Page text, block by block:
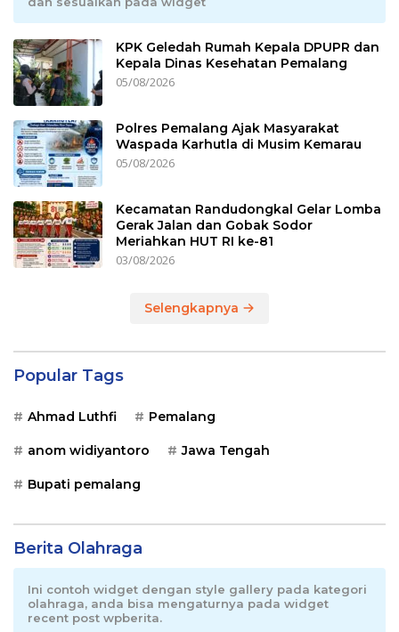
KPK Geledah Rumah Kepala DPUPR dan
Kepala Dinas Kesehatan Pemalang
05/08/2026
Polres Pemalang Ajak Masyarakat
Waspada Karhutla di Musim Kemarau
05/08/2026
Kecamatan Randudongkal Gelar Lomba
Gerak Jalan dan Gobak Sodor
Meriahkan HUT RI ke-81
03/08/2026
Selengkapnya
Popular Tags
Ahmad Luthfi Pemalang
anom widiyantoro Jawa Tengah
Bupati pemalang
Berita Olahraga
Ini contoh widget dengan style gallery pada kategori
olahraga, anda bisa mengaturnya pada widget
recent post wpberita.